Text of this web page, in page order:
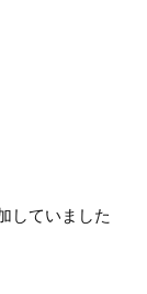
していました